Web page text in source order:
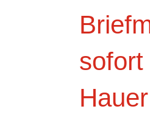
sofort
Hauer